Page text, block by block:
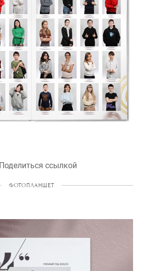
Поделиться ссылкой
ФОТОПЛАНШЕТ